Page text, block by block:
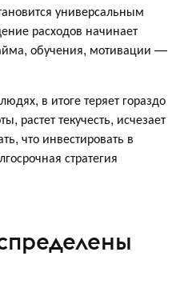
универсальным
расходов начинает
обучения, мотивации —
в итоге теряет гораздо
растет текучесть, исчезает
что инвестировать в
стратегия